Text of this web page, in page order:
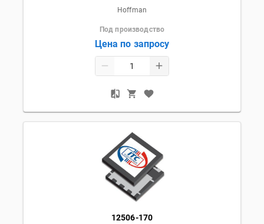
Hoffman
Под производство
Цена по запросу
12506-170